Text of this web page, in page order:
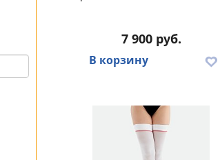
7 900 руб.
В корзину